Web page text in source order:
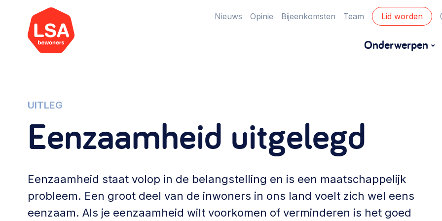
Nieuws Opinie Bijeenkomsten Team Lid worden
Onderwerpen
Rechtsvormen, positionering,
Vrijwilligers en medewerkers
betaalde krachten >
Eigen gebouw
ontmoetingsplekken >
Buurtbewoners verbinden Zorgzame gemeenschappen
UITLEG
Eenzaamheid uitgelegd
Eenzaamheid staat volop in de belangstelling en is een maatschappelijk
probleem. Een groot deel van de inwoners in ons land voelt zich wel eens
eenzaam. Als je eenzaamheid wilt voorkomen of verminderen is het goed